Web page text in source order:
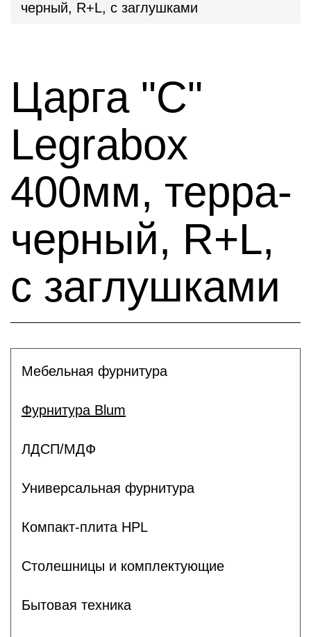
черный, R+L, с заглушками
Царга "C"
Legrabox
400мм, терра-
черный, R+L,
с заглушками
Мебельная фурнитура
Фурнитура Blum
ЛДСП/МДФ
Универсальная фурнитура
Компакт-плита HPL
Столешницы и комплектующие
Бытовая техника